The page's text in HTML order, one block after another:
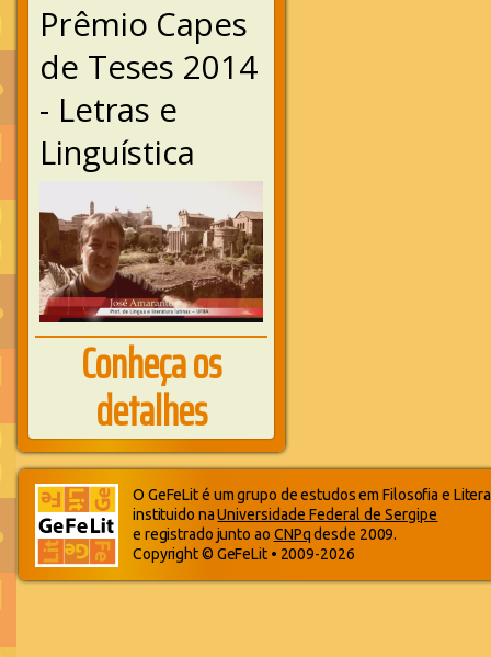
Prêmio Capes
de Teses 2014
- Letras e
Linguística
Conheça os
detalhes
O GeFeLit é um grupo de estudos em Filosofia e
instituido naUniversidade Federal de Sergipe
e registrado junto ao CNPqdesde 2009.
Copyright © GeFeLit • 2009-2026